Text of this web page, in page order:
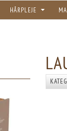
HÅRPLEJE
-33%